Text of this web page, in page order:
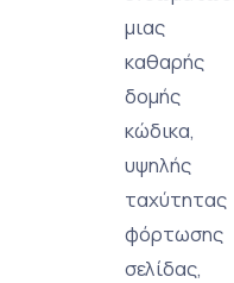
μιας
καθαρής
δομής
κώδικα,
υψηλής
ταχύτητας
φόρτωσης
σελίδας,